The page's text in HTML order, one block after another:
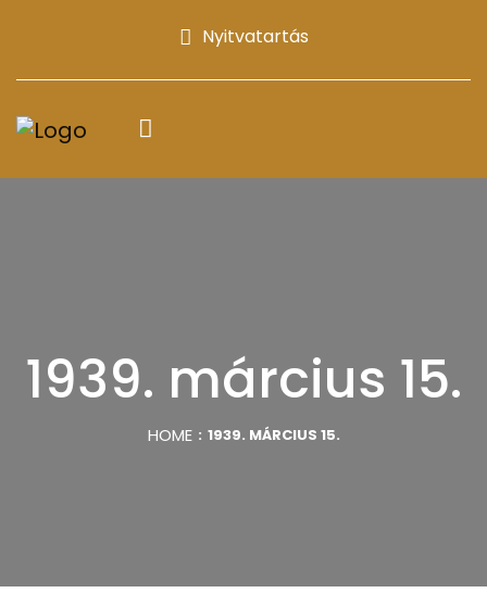
Nyitvatartás
1939. március 15.
HOME 1939. MÁRCIUS 15.